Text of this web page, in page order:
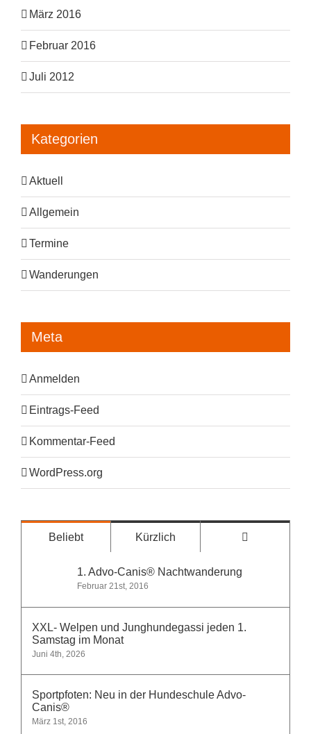
März 2016
Februar 2016
Juli 2012
Kategorien
Aktuell
Allgemein
Termine
Wanderungen
Meta
Anmelden
Eintrags-Feed
Kommentar-Feed
WordPress.org
Beliebt Kürzlich
1. Advo-Canis® Nachtwanderung
Februar 21st, 2016
XXL- Welpen und Junghundegassi jeden 1.
Samstag im Monat
Juni 4th, 2026
Sportpfoten: Neu in der Hundeschule Advo-
Canis®
März 1st, 2016